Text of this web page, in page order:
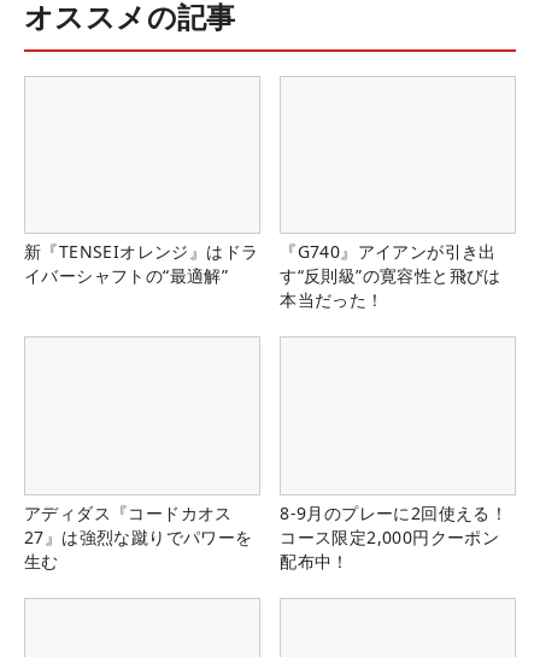
オススメの記事
新『TENSEIオレンジ』はドラ
イバーシャフトの“最適解”
『G740』アイアンが引き出
す“反則級”の寛容性と飛びは
本当だった！
アディダス『コードカオス
27』は強烈な蹴りでパワーを
生む
8-9月のプレーに2回使える！
コース限定2,000円クーポン
配布中！